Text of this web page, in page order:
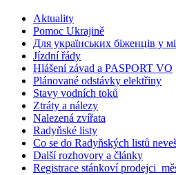
Aktuality
Pomoc Ukrajině
Для українських біженців у
Jízdní řády
Hlášení závad a PASPORT VO
Plánované odstávky elektřiny
Stavy vodních toků
Ztráty a nálezy
Nalezená zvířata
Radyňské listy
Co se do Radyňských listů
Další rozhovory a články
Registrace stánkoví